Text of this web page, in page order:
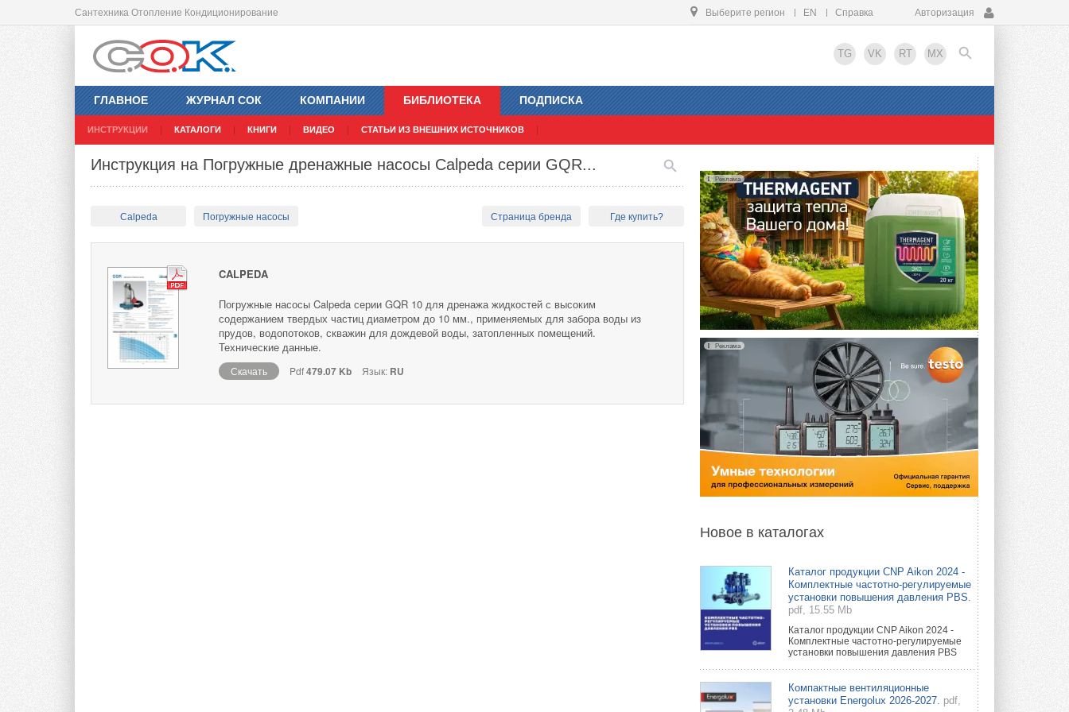
Сантехника Отопление Кондиционирование Выберите регион EN Справка Авторизация
TG VK RT MX
ГЛАВНОЕ ЖУРНАЛ СОК КОМПАНИИ БИБЛИОТЕКА
ИНСТРУКЦИИ КАТАЛОГИ КНИГИ ВИДЕО СТАТЬИ ИЗ ВНЕШНИХ ИСТОЧНИКОВ
ПОДПИСКА
EN
Инструкция на Погружные дренажные насосы Calpeda серии GQR...
Calpeda Погружные насосы Страница бренда Где купить?
CALPEDA
Погружные насосы Calpeda серии GQR 10 для дренажа жидкостей с высоким
содержанием твердых частиц диаметром до 10 мм., применяемых для забора воды из
прудов, водопотоков, скважин для дождевой воды, затопленных помещений.
Технические данные.
Скачать Pdf479.07 Kb Язык: RU
Реклама
Реклама
Новое в каталогах
Каталог продукции CNP Aikon 2024 -
Комплектные частотно-регулируемые
установки повышения давления PBS.
pdf, 15.55 Mb
Каталог продукции CNP Aikon 2024 -
Комплектные частотно-регулируемые
установки повышения давления PBS
Компактные вентиляционные
установки Energolux 2026-2027. pdf,